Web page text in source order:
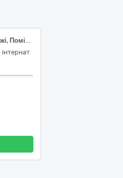
Капуста білоголова свіжа, Огірки свіжі, Помідори (томати) свіжі, Цибуля ріпчаста свіжа, Банани свіжі, Полуниця свіжа, Малина свіжа, Смородина чорна свіжа, Черешня свіжа